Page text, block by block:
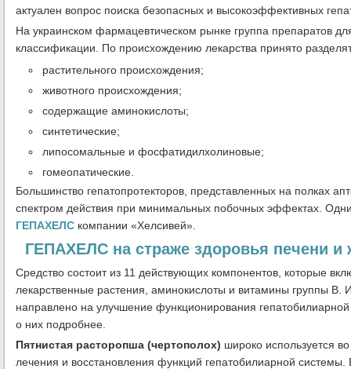
актуален вопрос поиска безопасных и высокоэффективных
На украинском фармацевтическом рынке группа препаратов
классификации. По происхождению лекарства принято
растительного происхождения;
животного происхождения;
содержащие аминокислоты;
синтетические;
липосомальные и фосфатидилхолиновые;
гомеопатические.
Большинство гепатопротекторов, представленных на полках
спектром действия при минимальных побочных эффектах.
ГЕПАХЕЛС компании «Хелсивей».
ГЕПАХЕЛС на страже здоровья печени
Средство состоит из 11 действующих компонентов, которые
лекарственные растения, аминокислоты и витамины группы В.
направлено на улучшение функционирования
о них подробнее.
Пятнистая расторопша (чертополох) широко используется
лечения и восстановления функций гепатобилиарной системы.